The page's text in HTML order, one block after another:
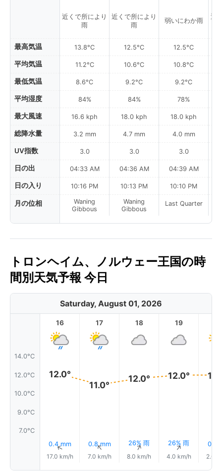
最高気温
平均気温
最低気温
平均湿度
最大風速
総降水量
UV指数
日の出
日の入り
月の位相
近くで所により
雨
13.8°C
11.2°C
8.6°C
84%
16.6 kph
3.2 mm
3.0
04:33 AM
10:16 PM
Waning
Gibbous
近くで所により
雨
12.5°C
10.6°C
9.2°C
84%
18.0 kph
4.7 mm
3.0
04:36 AM
10:13 PM
Waning
Gibbous
弱いにわか雨
12.5°C
10.8°C
9.2°C
78%
18.0 kph
4.0 mm
3.0
04:39 AM
10:10 PM
Last Quarter
近
トロンヘイム、ノルウェー王国の時
間別天気予報 今日
Saturday, August 01, 2026
14.0°C
12.0°C
10.0°C
9.0°C
7.0°C
16
12.0°
0.4 mm
↑
17.0 km/h
17
11.0°
0.8 mm
↑
7.0 km/h
18
12.0°
26% 雨
↑
8.0 km/h
19
12.0°
26% 雨
↑
4.0 km/h
0.1
2.0